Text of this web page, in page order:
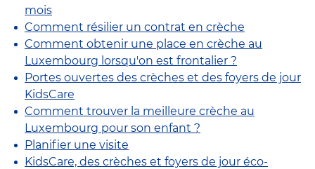
mois
Comment résilier un contrat en crèche
Comment obtenir une place en crèche au
Luxembourg lorsqu'on est frontalier ?
Portes ouvertes des crèches et des foyers de jour
KidsCare
Comment trouver la meilleure crèche au
Luxembourg pour son enfant ?
Planifier une visite
KidsCare, des crèches et foyers de jour éco-